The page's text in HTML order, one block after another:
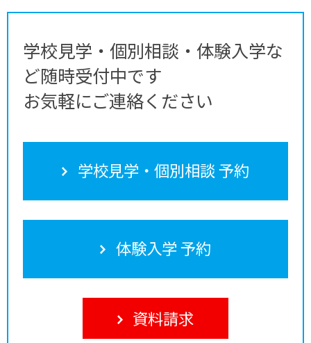
学校見学・個別相談・体験入学な
ど随時受付中です
お気軽にご連絡ください
学校見学・個別相談 予約
体験入学 予約
資料請求